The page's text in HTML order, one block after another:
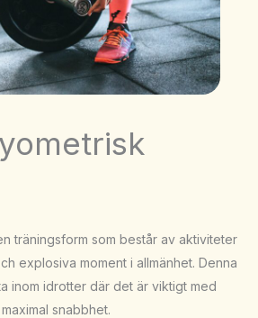
träningsform som består av aktiviteter
explosiva moment i allmänhet. Denna
inom idrotter där det är viktigt med
snabbhet.